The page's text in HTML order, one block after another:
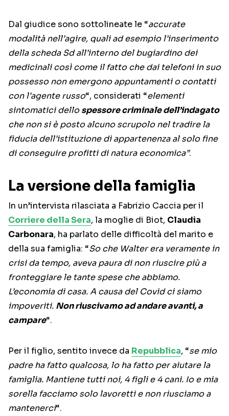
Dal giudice sono sottolineate le “accurate
modalità nell’agire, quali ad esempio l’inserimento
della scheda Sd all’interno del bugiardino dei
medicinali così come il fatto che dai telefoni in suo
possesso non emergono appuntamenti o contatti
con l’agente russo“, considerati “elementi
sintomatici dellospessore criminale dell’indagato
che non si è posto alcuno scrupolo nel tradire la
fiducia dell’istituzione di appartenenza al solo fine
di conseguire profitti di natura economica”.
La versione della famiglia
In un’intervista rilasciata a Fabrizio Caccia per il
Corriere della Sera, la moglie di Biot, Claudia
Carbonara, ha parlato delle difficoltà del marito e
della sua famiglia: “So che Walter era veramente in
crisi da tempo, aveva paura di non riuscire più a
fronteggiare le tante spese che abbiamo.
L’economia di casa. A causa del Covid ci siamo
impoveriti. Non riuscivamo ad andare avanti, a
campare“.
Per il figlio, sentito invece da Repubblica, “se mio
padre ha fatto qualcosa, lo ha fatto per aiutare la
famiglia. Mantiene tutti noi, 4 figli e 4 cani. Io e mia
sorella facciamo solo lavoretti e non riusciamo a
mantenerci“.